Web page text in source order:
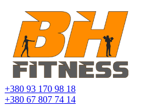
+380 93 170 98 18
+380 67 807 74 14